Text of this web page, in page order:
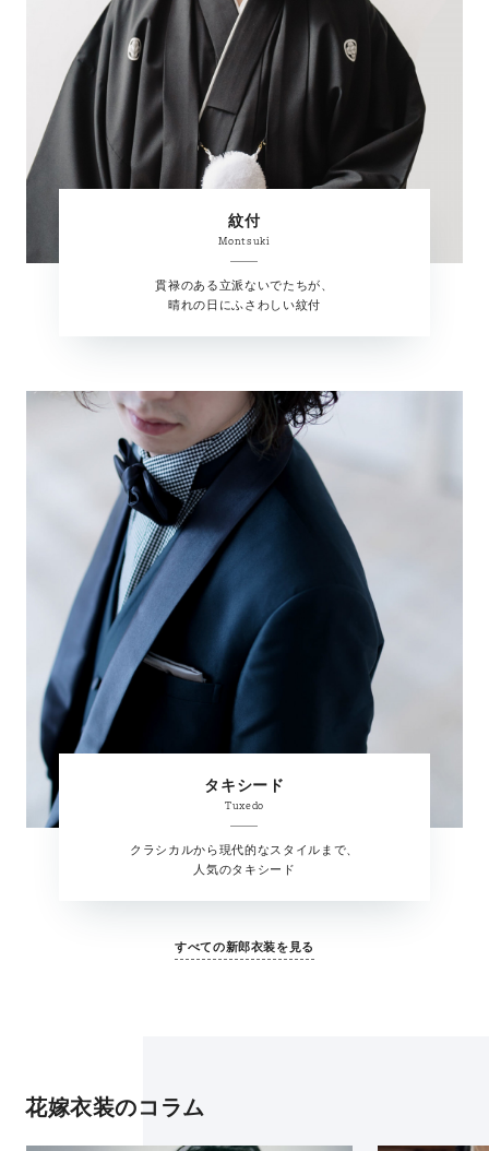
紋付
Montsuki
貫禄のある立派ないでたちが、
晴れの日にふさわしい紋付
タキシード
Tuxedo
クラシカルから現代的なスタイルまで、
人気のタキシード
すべての新郎衣装を見る
花嫁衣装のコラム